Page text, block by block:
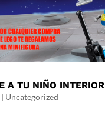
A TU NIÑO INTERIOR
Uncategorized